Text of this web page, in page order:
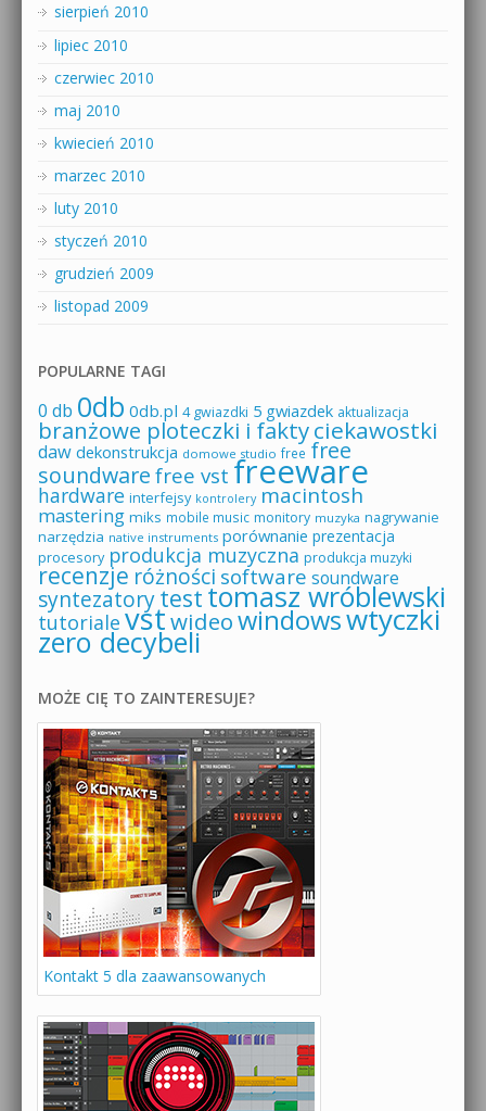
sierpień 2010
lipiec 2010
czerwiec 2010
maj 2010
kwiecień 2010
marzec 2010
luty 2010
styczeń 2010
grudzień 2009
listopad 2009
POPULARNE TAGI
0 db 0db 0db.pl 4 gwiazdki 5 gwiazdek aktualizacja
branżowe ploteczki i faktyciekawostki
daw dekonstrukcja domowe studio free free
soundware free vst freeware
hardware interfejsy kontrolery macintosh
mastering miks mobile music monitory muzyka nagrywanie
narzędzia native instruments porównanie prezentacja
procesory produkcja muzyczna produkcja muzyki
recenzje różności software soundware
syntezatorytesttomasz wróblewski
tutoriale vstwideowindowswtyczki
zero decybeli
MOŻE CIĘ TO ZAINTERESUJE?
Kontakt 5 dla zaawansowanych